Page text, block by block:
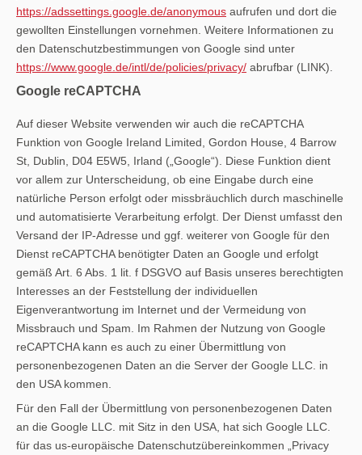
https://adssettings.google.de/anonymous aufrufen und dort die
gewollten Einstellungen vornehmen. Weitere Informationen zu
den Datenschutzbestimmungen von Google sind unter
https://www.google.de/intl/de/policies/privacy/ abrufbar (LINK).
Google reCAPTCHA
Auf dieser Website verwenden wir auch die reCAPTCHA
Funktion von Google Ireland Limited, Gordon House, 4 Barrow
St, Dublin, D04 E5W5, Irland („Google“). Diese Funktion dient
vor allem zur Unterscheidung, ob eine Eingabe durch eine
natürliche Person erfolgt oder missbräuchlich durch maschinelle
und automatisierte Verarbeitung erfolgt. Der Dienst umfasst den
Versand der IP-Adresse und ggf. weiterer von Google für den
Dienst reCAPTCHA benötigter Daten an Google und erfolgt
gemäß Art. 6 Abs. 1 lit. f DSGVO auf Basis unseres berechtigten
Interesses an der Feststellung der individuellen
Eigenverantwortung im Internet und der Vermeidung von
Missbrauch und Spam. Im Rahmen der Nutzung von Google
reCAPTCHA kann es auch zu einer Übermittlung von
personenbezogenen Daten an die Server der Google LLC. in
den USA kommen.
Für den Fall der Übermittlung von personenbezogenen Daten
an die Google LLC. mit Sitz in den USA, hat sich Google LLC.
für das us-europäische Datenschutzübereinkommen „Privacy